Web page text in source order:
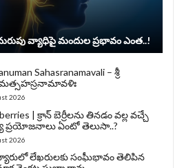
వ్యాధిపై మందుల ప్రభావం ఎంత..!
Sahasranamavali – శ్రీ
2026
| క్రాన్ బెర్రీల‌ను తిన‌డం వ‌ల్ల వచ్చే
ప్రయోజనాలు ఏంటో తెలుసా..?
2026
లేఖరులకు సంఘీభావం తెలిపిన